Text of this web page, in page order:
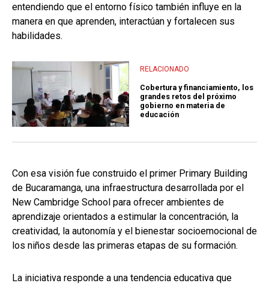
entendiendo que el entorno físico también influye en la
manera en que aprenden, interactúan y fortalecen sus
habilidades.
RELACIONADO
Cobertura y financiamiento, los
grandes retos del próximo
gobierno en materia de
educación
Con esa visión fue construido el primer Primary Building
de Bucaramanga, una infraestructura desarrollada por el
New Cambridge School para ofrecer ambientes de
aprendizaje orientados a estimular la concentración, la
creatividad, la autonomía y el bienestar socioemocional de
los niños desde las primeras etapas de su formación.
La iniciativa responde a una tendencia educativa que